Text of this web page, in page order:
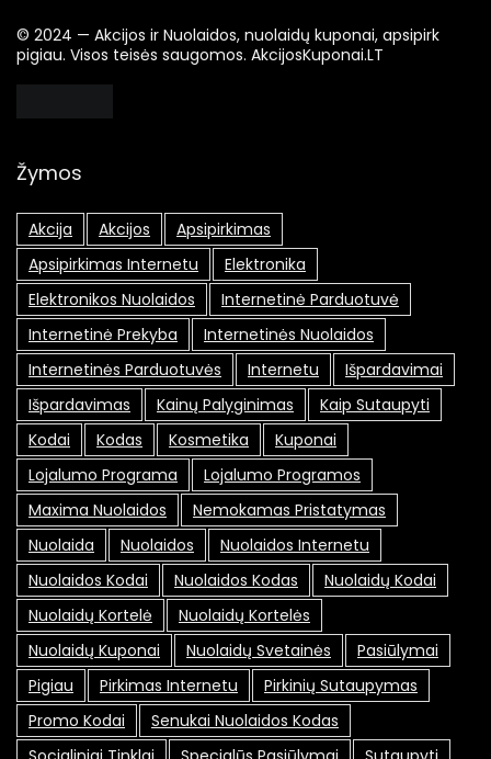
© 2024 — Akcijos ir Nuolaidos, nuolaidų kuponai, apsipirk
pigiau. Visos teisės saugomos. AkcijosKuponai.LT
Žymos
Akcija Akcijos
Apsipirkimas
Apsipirkimas Internetu
Elektronika
Elektronikos Nuolaidos
Internetinė Parduotuvė
Internetinė Prekyba
Internetinės Nuolaidos
Internetinės Parduotuvės
Internetu
Išpardavimai
Išpardavimas
Kainų Palyginimas
Kaip Sutaupyti
Kodai
Kodas Kosmetika
Kuponai
Lojalumo Programa
Lojalumo Programos
Maxima Nuolaidos
Nemokamas Pristatymas
Nuolaida
Nuolaidos
Nuolaidos Internetu
Nuolaidos Kodai
Nuolaidos Kodas
Nuolaidų Kodai
Nuolaidų Kortelė
Nuolaidų Kortelės
Nuolaidų Kuponai
Nuolaidų Svetainės
Pasiūlymai
Pigiau
Pirkimas Internetu
Pirkinių Sutaupymas
Promo Kodai
Senukai Nuolaidos Kodas